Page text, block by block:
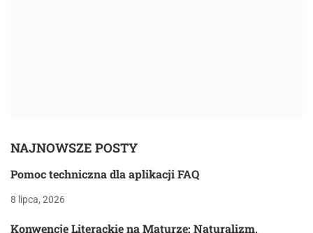
NAJNOWSZE POSTY
Pomoc techniczna dla aplikacji FAQ
8 lipca, 2026
Konwencje Literackie na Maturze: Naturalizm,